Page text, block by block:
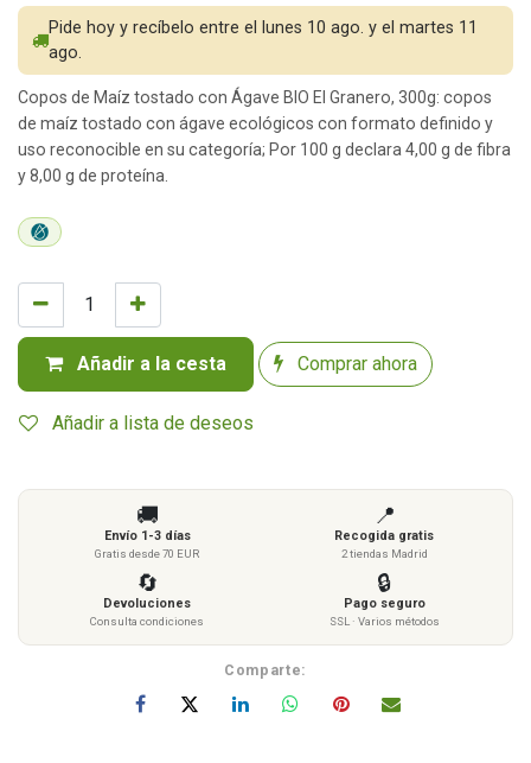
Añadir a la cesta Comprar ahora
Añadir a lista de deseos
Pide hoy y recíbelo entre el lunes 10 ago. y el martes 11
ago.
Copos de Maíz tostado con Ágave BIO El Granero, 300g: copos
de maíz tostado con ágave ecológicos con formato definido y
uso reconocible en su categoría; Por 100 g declara 4,00 g de fibra
y 8,00 g de proteína.
🚚
Envío 1-3 días
Gratis desde 70 EUR
📍
Recogida gratis
2 tiendas Madrid
🔄
Devoluciones
Consulta condiciones
🔒
Pago seguro
SSL · Varios métodos
Comparte: